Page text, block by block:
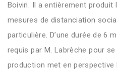
Boivin. Il a entièrement
mesures de distanciation
particulière. D’une durée de 6
requis par M. Labrèche pour
production met en